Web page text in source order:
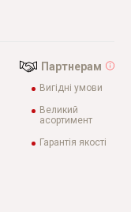
Партнерам
Вигідні умови
Великий
асортимент
Гарантія якості